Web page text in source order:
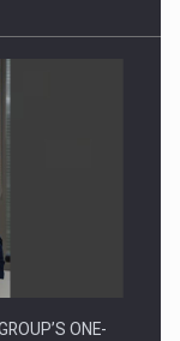
ONE-